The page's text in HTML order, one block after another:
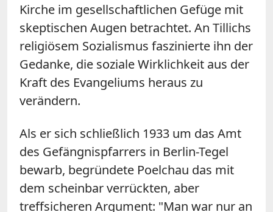
Kirche im gesellschaftlichen Gefüge mit
skeptischen Augen betrachtet. An Tillichs
religiösem Sozialismus faszinierte ihn der
Gedanke, die soziale Wirklichkeit aus der
Kraft des Evangeliums heraus zu
verändern.
Als er sich schließlich 1933 um das Amt
des Gefängnispfarrers in Berlin-Tegel
bewarb, begründete Poelchau das mit
dem scheinbar verrückten, aber
treffsicheren Argument: "Man war nur an